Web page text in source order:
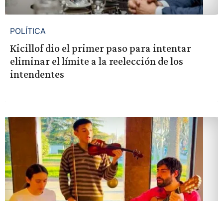
POLÍTICA
Kicillof dio el primer paso para intentar
eliminar el límite a la reelección de los
intendentes